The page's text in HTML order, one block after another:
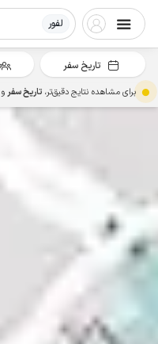
لفور
تاریخ سفر
برای مشاهده نتایج دقیق‌تر، تاریخ سفرو